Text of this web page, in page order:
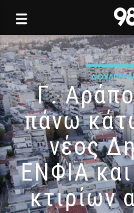
Γ.
πάνω
νέος
ΕΝΦΙΑ
κτιρίων